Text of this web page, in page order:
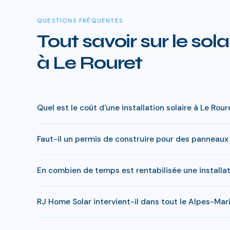
QUESTIONS FRÉQUENTES
Tout savoir sur le
à Le Rouret
Quel est le coût d'une installation solaire à Le
reste à charge peut descendre sous 4 000 € pour une
Faut-il un permis de construire pour des panneaux
s'appliquer. RJ Home Solar gère toutes ces démarches
En combien de temps est rentabilisée une
pendant 15 a 20 ans, soit des economies cumulees de
RJ Home Solar intervient-il dans tout le Alpes-